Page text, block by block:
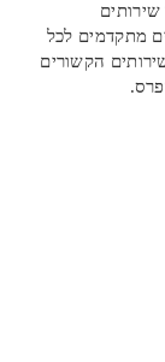
שירותים
מתקדמים לכל
הקשורים